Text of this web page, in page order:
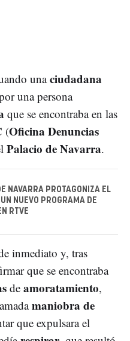
unaciudadana
una persona
que se encontraba en las
(Oficina Denuncias
Palacio de Navarra.
NAVARRA PROTAGONIZA EL
NUEVO PROGRAMA DE
RTVE
inmediato y, tras
que se encontraba
de amoratamiento,
maniobra de
que expulsara el